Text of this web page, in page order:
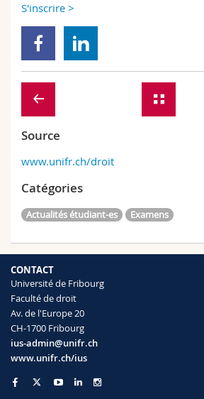
S'inscrire >
Source
www.unifr.ch/droit
Catégories
Actualités étudiant-es Examens
CONTACT
Université de Fribourg
Faculté de droit
Av. de l'Europe 20
CH-1700 Fribourg
ius-admin@unifr.ch
www.unifr.ch/ius